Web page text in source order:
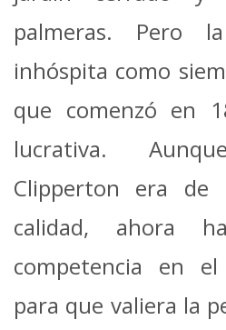
palmeras. Pero
inhóspita como
que comenzó en
lucrativa.
Clipperton era de
calidad, ahora
competencia en
para que valiera la